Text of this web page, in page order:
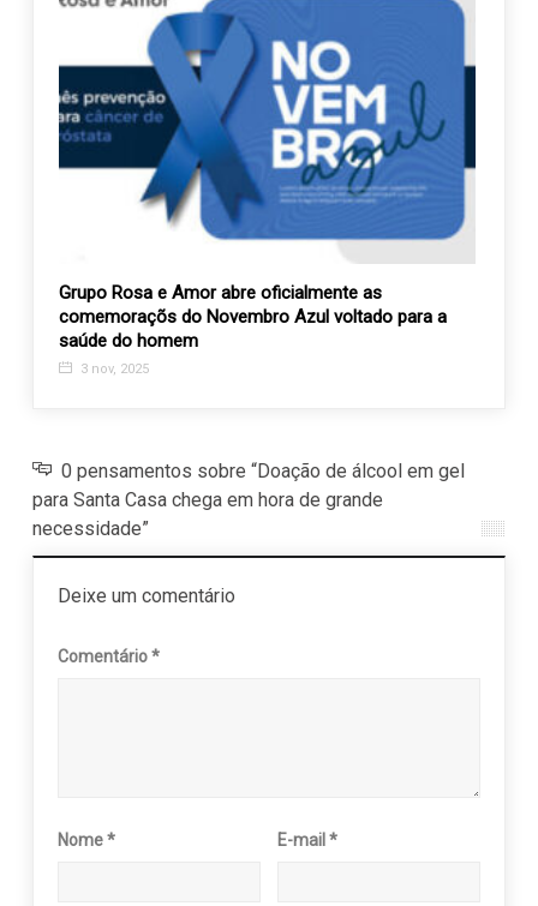
Grupo Rosa e Amor abre oficialmente as
comemoraçõs do Novembro Azul voltado para a
saúde do homem
3 nov, 2025
0 pensamentos sobre “Doação de álcool em gel
para Santa Casa chega em hora de grande
necessidade”
Deixe um comentário
Comentário*
Nome* E-mail*